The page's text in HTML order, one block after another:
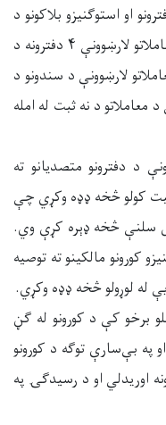
او استوګنیزو بلاکونو د
کرایې د نرخ په دقیقې بررسۍ سره د معاملاتو لارښوونې ۴ دفترونه د
لارښوونې د سندونو د
معاملاتو د نه ثبت له امله
د دفترونو متصديانو ته
ثبت کولو څخه ډډه وکړي چې
پرتله له لس سلنې څخه ډېره کړې وي.
کورونو مالکینو ته توصیه
لوړولو څخه ډډه وکړي.
برخو کې د کورونو له ګڼ
په بې‌سارې توګه د کورونو
اوریدلي او د رسیدګۍ په